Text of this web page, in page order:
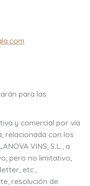
para las
y comercial por vía
relacionada con los
VINS, S.L., a
pero no limitativo,
etc.,
resolución de